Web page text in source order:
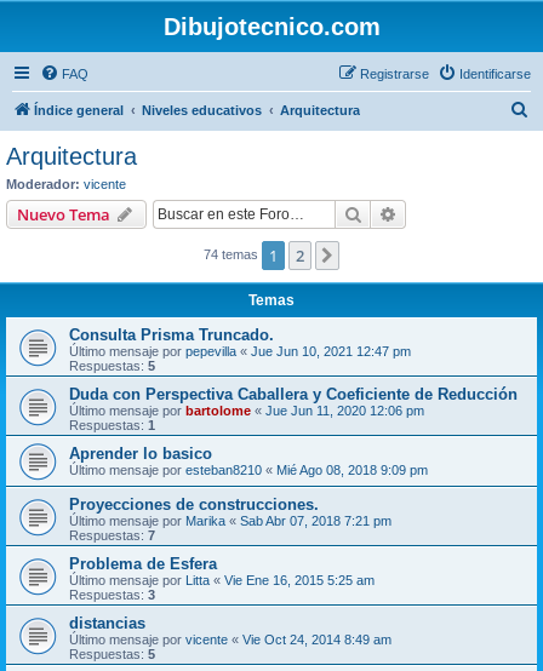
Dibujotecnico.com
FAQ Identificarse
Registrarse
Índice general Niveles educativos Arquitectura
Arquitectura
Moderador: vicente
Nuevo Tema Buscar
74 temas 1 2
Temas
Consulta Prisma Truncado.
Último mensaje por pepevilla « Jue Jun 10, 2021 12:47 pm
Respuestas: 5
Duda con Perspectiva Caballera y Coeficiente de Reducción
Último mensaje por bartolome « Jue Jun 11, 2020 12:06 pm
Respuestas: 1
Aprender lo basico
Último mensaje por esteban8210 « Mié Ago 08, 2018 9:09 pm
Proyecciones de construcciones.
Último mensaje por Marika « Sab Abr 07, 2018 7:21 pm
Respuestas: 7
Problema de Esfera
Último mensaje por Litta « Vie Ene 16, 2015 5:25 am
Respuestas: 3
distancias
Último mensaje por vicente « Vie Oct 24, 2014 8:49 am
Respuestas: 5